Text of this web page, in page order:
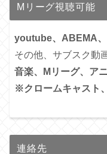
Mリーグ視聴可能
youtube、ABEMA
その他、サブスク動
音楽、Mリーグ、ア
※クロームキャスト
連絡先